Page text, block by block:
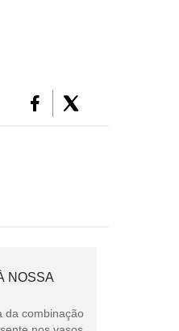
NOSSA
da combinação